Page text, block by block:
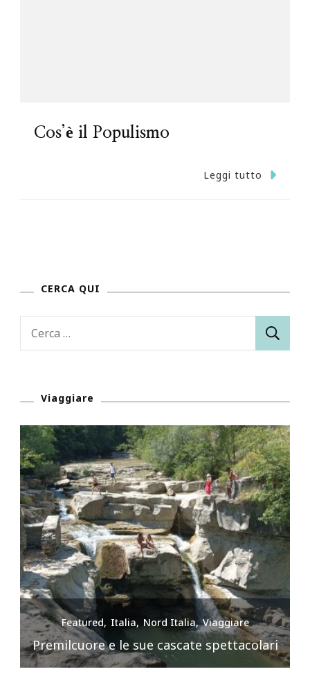
Cos’è il Populismo
Leggi tutto
CERCA QUI
Ricerca
Viaggiare
Featured Italia Nord Italia Viaggiare
Premilcuore e le sue cascate spettacolari